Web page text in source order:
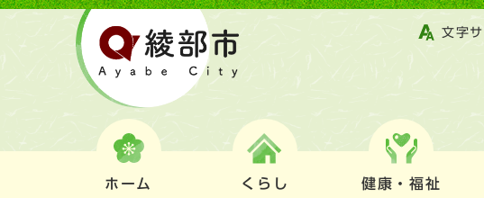
文字
ホーム くらし 健康・福祉